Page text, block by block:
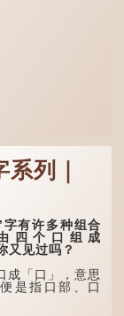
列｜
许多种组合
四个口组成
又见过吗？
「口」，意思
是指口部、口